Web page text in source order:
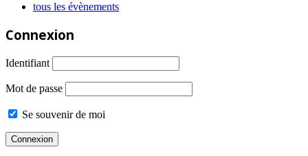
tous les évènements
Connexion
Identifiant
Mot de passe
Se souvenir de moi